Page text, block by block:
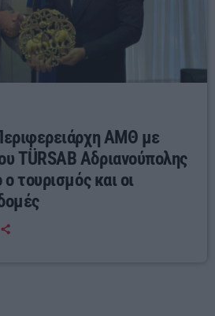
ΑΜΘ με
TÜRSAB Αδριανούπολης
τουρισμός και οι